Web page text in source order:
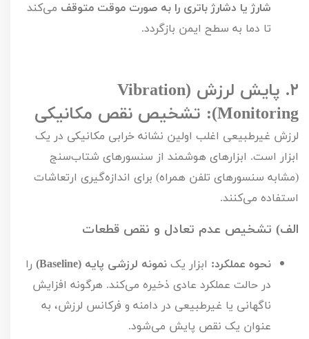
شارژ یا دشارژ باتری را به صورت موقت متوقف می‌کند
تا دما به سطح ایمن بازگردد.
۲. پایش لرزش (Vibration
Monitoring): تشخیص نقص مکانیکی
لرزش غیرطبیعی اغلب اولین نشانه خرابی مکانیکی در یک
ابزار است. ابزارهای هوشمند از سنسورهای شتاب‌سنج
(مشابه سنسورهای تلفن همراه) برای اندازه‌گیری ارتعاشات
استفاده می‌کنند.
الف) تشخیص عدم تعادل و نقص قطعات
نحوه عملکرد: ابزار یک نمونه لرزشی پایه (Baseline
) را
در حالت عملکرد عادی ذخیره می‌کند. هرگونه افزایش
ناگهانی یا غیرطبیعی در دامنه و فرکانس لرزش، به
عنوان یک نقص پایش می‌شود.